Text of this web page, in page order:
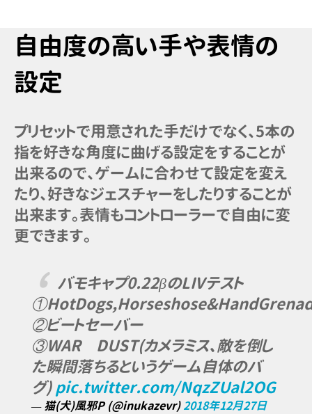
自由度の高い手や表情の
設定
プリセットで用意された手だけでなく、5本の
指を好きな角度に曲げる設定をすることが
出来るので、ゲームに合わせて設定を変え
たり、好きなジェスチャーをしたりすることが
出来ます。表情もコントローラーで自由に変
更できます。
バモキャプ0.22βのLIVテスト
②ビートセーバー
③WAR DUST(カメラミス、敵を倒し
た瞬間落ちるというゲーム自体のバ
グ)pic.twitter.com/NqzZUal2OG
— 猫(犬)風邪P (@inukazevr)2018年12月27日